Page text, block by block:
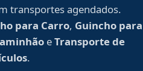
transportes agendados.
para Carro, Guincho para
eTransporte de
.